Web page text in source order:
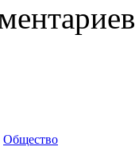
Общество